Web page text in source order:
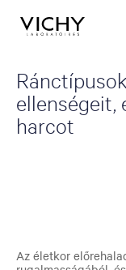
ellenségeit,
harcot
Az életkor